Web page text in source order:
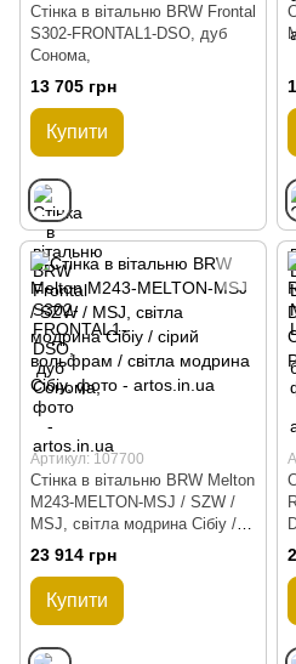
Стінка в вітальню BRW Frontal
S302-FRONTAL1-DSO, дуб
Сонома,
13 705 грн
Купити
Артикул: 107700
Стінка в вітальню BRW Melton
M243-MELTON-MSJ / SZW /
MSJ, світла модрина Сібіу /
сірий вольфрам / світла
модрина Сібіу,
23 914 грн
Купити